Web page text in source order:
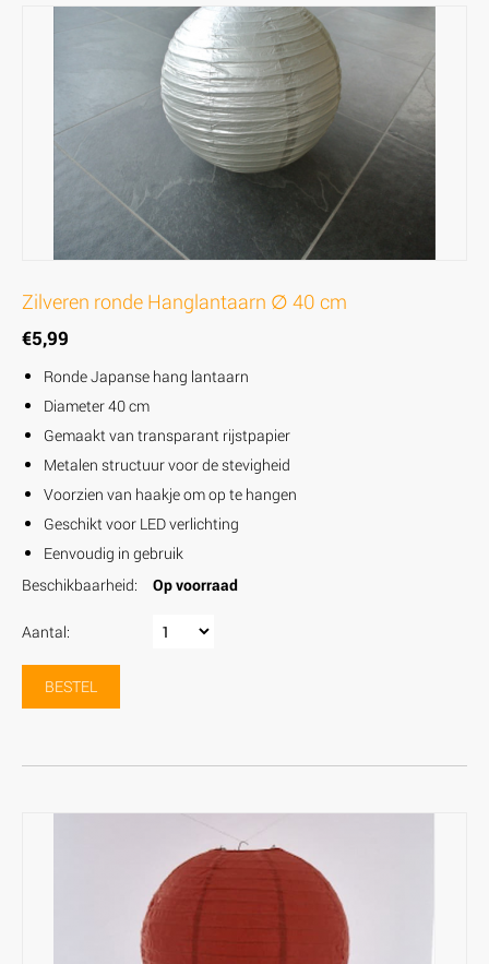
Zilveren ronde Hanglantaarn ∅ 40 cm
€5,99
Ronde Japanse hang lantaarn
Diameter 40 cm
Gemaakt van transparant rijstpapier
Metalen structuur voor de stevigheid
Voorzien van haakje om op te hangen
Geschikt voor LED verlichting
Eenvoudig in gebruik
Beschikbaarheid:
Op voorraad
Aantal:
BESTEL